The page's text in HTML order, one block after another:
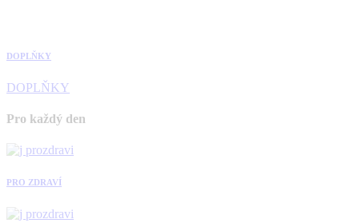
DOPLŇKY
DOPLŇKY
Pro každý den
PRO ZDRAVÍ